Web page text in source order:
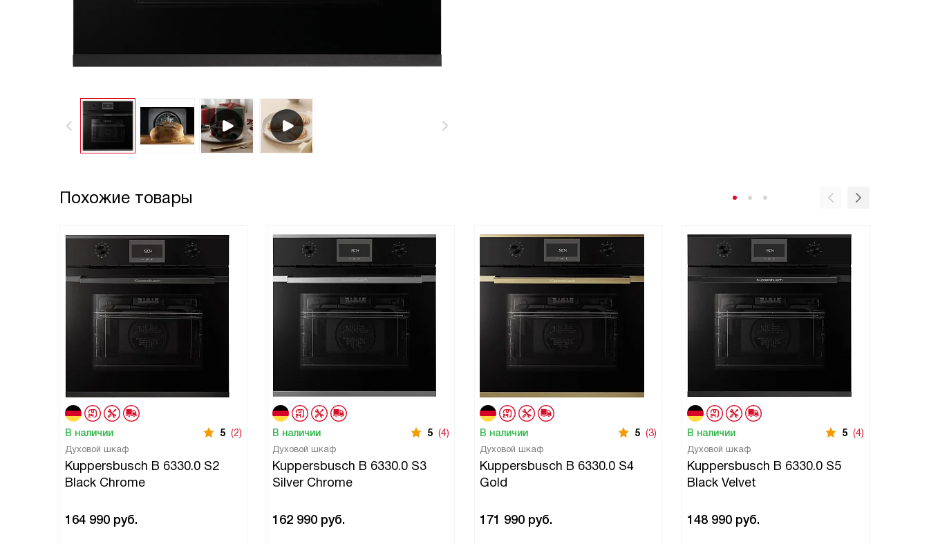
Похожие товары
В наличии 5 (2)
Духовой шкаф
Kuppersbusch B 6330.0 S2
Black Chrome
164 990 руб.
В наличии 5 (4)
Духовой шкаф
Kuppersbusch B 6330.0 S3
Silver Chrome
162 990 руб.
В наличии 5 (3)
Духовой шкаф
Kuppersbusch B 6330.0 S4
Gold
171 990 руб.
В наличии 5 (4)
Духовой шкаф
Kuppersbusch B 6330.0 S5
Black Velvet
148 990 руб.